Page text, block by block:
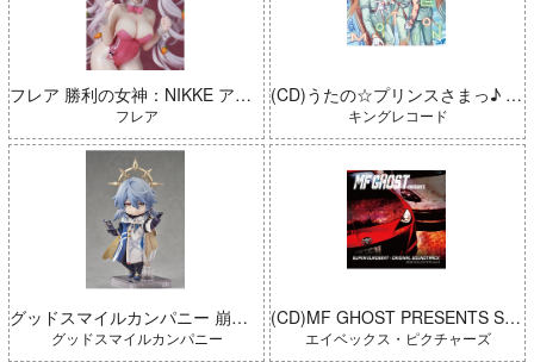
フレア 勝利の女神：NIKKE アリス：ワンダーランドバニー 完成品
フレア
グッドスマイルカンパニー 崩壊：スターレイル ねんどろいどどーる サンデー 完成品
グッドスマイルカンパニー
(CD)うたの☆プリンスさまっ♪ LIVE EMOTION 2nd Anniversary CD トキヤ・カミュ・瑛二・大和
キングレコード
(CD)MF GHOST PRESENTS SUPER EUROBEAT × ORIGINAL SOUNDTRACK NEW COLLECTION Vol.3
エイベックス・ピクチャーズ